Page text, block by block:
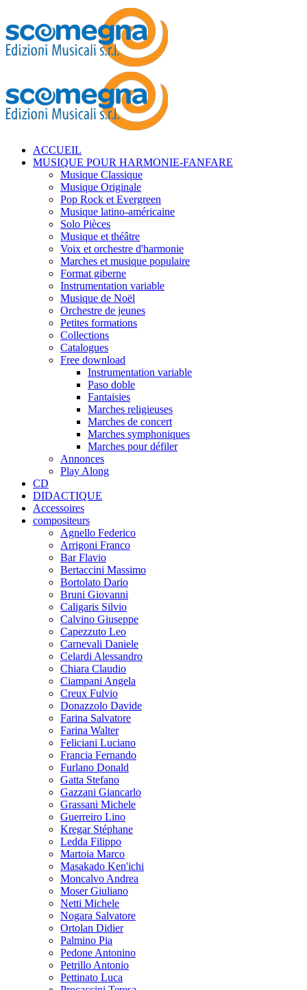
ACCUEIL
MUSIQUE POUR HARMONIE-FANFARE
Musique Classique
Musique Originale
Pop Rock et Evergreen
Musique latino-américaine
Solo Pièces
Musique et théâtre
Voix et orchestre d'harmonie
Marches et musique populaire
Format giberne
Instrumentation variable
Musique de Noël
Orchestre de jeunes
Petites formations
Collections
Catalogues
Free download
Instrumentation variable
Paso doble
Fantaisies
Marches religieuses
Marches de concert
Marches symphoniques
Marches pour défiler
Annonces
Play Along
CD
DIDACTIQUE
Accessoires
compositeurs
Agnello Federico
Arrigoni Franco
Bar Flavio
Bertaccini Massimo
Bortolato Dario
Bruni Giovanni
Caligaris Silvio
Calvino Giuseppe
Capezzuto Leo
Carnevali Daniele
Celardi Alessandro
Chiara Claudio
Ciampani Angela
Creux Fulvio
Donazzolo Davide
Farina Salvatore
Farina Walter
Feliciani Luciano
Francia Fernando
Furlano Donald
Gatta Stefano
Gazzani Giancarlo
Grassani Michele
Guerreiro Lino
Kregar Stéphane
Ledda Filippo
Martoia Marco
Masakado Ken'ichi
Moncalvo Andrea
Moser Giuliano
Netti Michele
Nogara Salvatore
Ortolan Didier
Palmino Pia
Pedone Antonino
Petrillo Antonio
Pettinato Luca